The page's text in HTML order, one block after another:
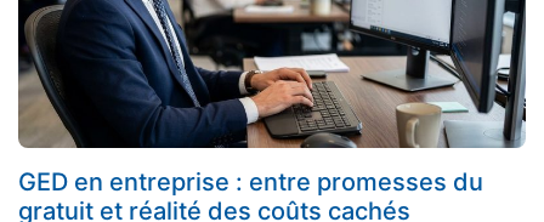
GED en entreprise : entre promesses du
gratuit et réalité des coûts cachés